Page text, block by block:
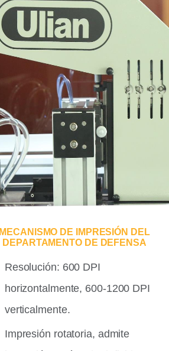
MECANISMO DE IMPRESIÓN DEL
DEPARTAMENTO DE DEFENSA
Resolución: 600 DPI
horizontalmente, 600-1200 DPI
verticalmente.
Impresión rotatoria, admite